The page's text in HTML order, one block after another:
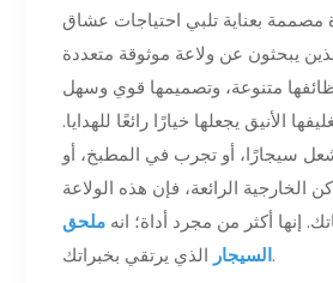
مصممة بعناية تلبي احتياجات عشاق
يبحثون عن ولاعة موثوقة متعددة
متنوعة، وتصميمها قوي وسهل
الأنيق يجعلها خيارًا رائعًا للهدايا.
سيجارًا، أو تجرب في المطبخ، أو
الخارجية الرائعة، فإن هذه الولاعة
إنها أكثر من مجرد أداة؛ انه ملحق
السيجارالذي يرتقي بخبراتك.